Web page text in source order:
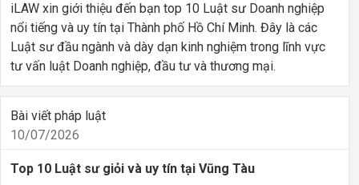
iLAW xin giới thiệu đến bạn top 10 Luật sư Doanh nghiệp
nổi tiếng và uy tín tại Thành phố Hồ Chí Minh. Đây là các
Luật sư đầu ngành và dày dạn kinh nghiệm trong lĩnh vực
tư vấn luật Doanh nghiệp, đầu tư và thương mại.
Bài viết pháp luật
10/07/2026
Top 10 Luật sư giỏi và uy tín tại Vũng Tàu